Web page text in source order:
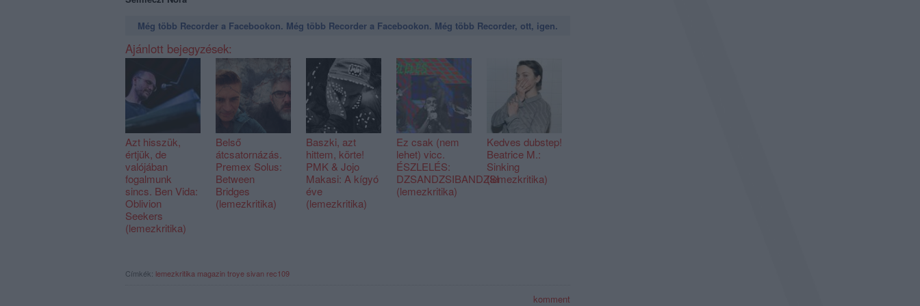
Még több Recorder a Facebookon. Még több Recorder a Facebookon. Még több Recorder, ott, igen.
Ajánlott bejegyzések:
Azt hisszük,
értjük, de
valójában
fogalmunk
sincs. Ben Vida:
Oblivion
Seekers
(lemezkritika)
Belső
átcsatornázás.
Premex Solus:
Between
Bridges
(lemezkritika)
Baszki, azt
hittem, körte!
PMK & Jojo
Makasi: A kígyó
éve
(lemezkritika)
Ez csak (nem
lehet) vicc.
ÉSZLELÉS:
DZSANDZSIBANDZSI
(lemezkritika)
Kedves dubstep!
Beatrice M.:
Sinking
(lemezkritika)
Címkék: lemezkritika magazin troye sivan rec109
komment